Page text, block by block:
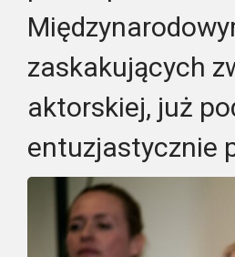
zaskakujących
aktorskiej, już
entuzjastycznie